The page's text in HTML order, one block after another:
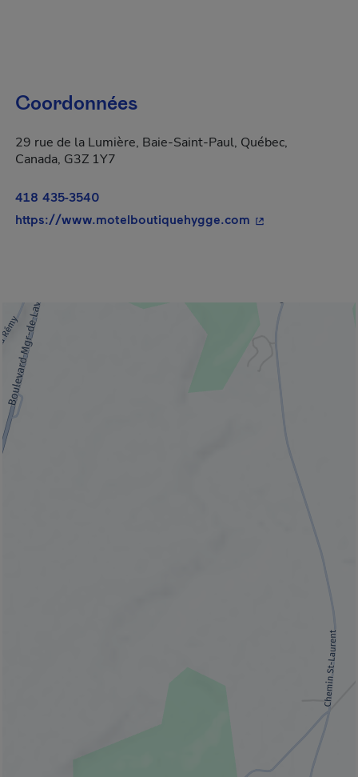
Coordonnées
29 rue de la Lumière, Baie-Saint-Paul, Québec,
Canada, G3Z 1Y7
418 435-3540
https://www.motelboutiquehygge.com - Cet hyperlien